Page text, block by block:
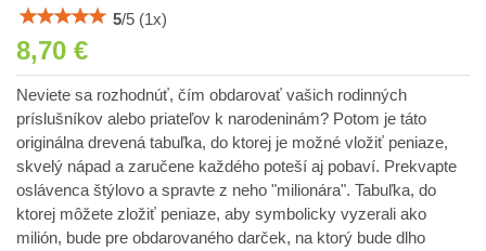
5/5 (1 x)
8,70 €
Neviete sa rozhodnúť, čím obdarovať vašich rodinných
príslušníkov alebo priateľov k narodeninám? Potom je táto
originálna drevená tabuľka, do ktorej je možné vložiť peniaze,
skvelý nápad a zaručene každého poteší aj pobaví. Prekvapte
oslávenca štýlovo a spravte z neho "milionára". Tabuľka, do
ktorej môžete zložiť peniaze, aby symbolicky vyzerali ako
milión, bude pre obdarovaného darček, na ktorý bude dlho